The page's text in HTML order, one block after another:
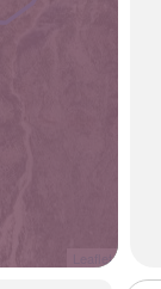
Leaflet